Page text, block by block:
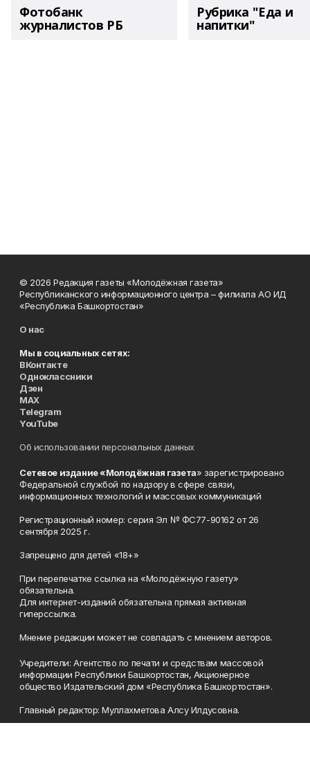
Фотобанк
журналистов РБ
Рубрика "Еда и
напитки"
© 2026 Редакция газеты «Молодёжная газета»
Республиканского информационного центра – филиала АО ИД
«Республика Башкортостан»
О нас
Мы в социальных сетях:
ВКонтакте
Одноклассники
Дзен
MAX
Telegram
YouTube
Об использовании персональных данных
Сетевое издание «Молодёжная газета» зарегистрировано
Федеральной службой по надзору в сфере связи,
информационных технологий и массовых коммуникаций
Регистрационный номер: серия Эл № ФС77-90162 от 26
сентября 2025 г.
Запрещено для детей «18+»
При перепечатке ссылка на «Молодёжную газету»
обязательна.
Для интернет-изданий обязательна прямая активная
гиперссылка.
Мнение редакции может не совпадать с мнением авторов.
Учредители: Агентство по печати и средствам массовой
информации Республики Башкортостан, Акционерное
общество Издательский дом «Республика Башкортостан».
Главный редактор: Муллахметова Алсу Илдусовна.